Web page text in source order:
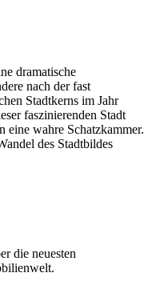
dramatische
nach der fast
Stadtkerns im Jahr
faszinierenden Stadt
eine wahre Schatzkammer.
des Stadtbildes
die neuesten